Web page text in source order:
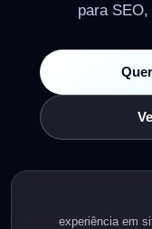
para
experiência em